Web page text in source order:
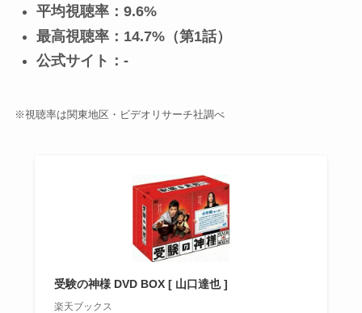
平均視聴率：9.6%
最高視聴率：14.7%（第1話）
公式サイト：-
※視聴率は関東地区・ビデオリサーチ社調べ
受験の神様 DVD BOX [ 山口達也 ]
楽天ブックス